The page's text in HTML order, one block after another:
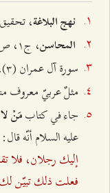
نهج البلاغة،
المحاسن، ج۱، ص٢۱٥.
سورة آل عمران (٣)، الآية ۱٣٣.
مثلٌ عربيّ معروف
جاء في كتابمَنْ
عليه السلام أنّه
إليك رجلان، فلا
فعلت ذلك تبيّن